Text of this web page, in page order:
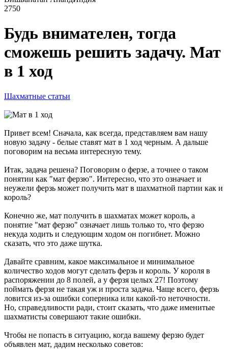
2750
Будь внимателен, тогда
сможешь решить задачу. Мат
в 1 ход
Шахматные статьи
Привет всем! Сначала, как всегда, представляем вам нашу
новую задачу - белые ставят мат в 1 ход черным. А дальше
поговорим на весьма интересную тему.
Итак, задача решена? Поговорим о ферзе, а точнее о таком
понятии как "мат ферзю". Интересно, что это означает и
неужели ферзь может получить мат в шахматной партии как и
король?
Конечно же, мат получить в шахматах может король, а
понятие "мат ферзю" означает лишь только то, что ферзю
некуда ходить и следующим ходом он погибнет. Можно
сказать, что это даже шутка.
Давайте сравним, какое максимальное и минимальное
количество ходов могут сделать ферзь и король. У короля в
распоряжении до 8 полей, а у ферзя целых 27! Поэтому
поймать ферзя не такая уж и проста задача. Чаще всего, ферзь
ловится из-за ошибки соперника или какой-то неточности.
Но, справедливости ради, стоит сказать, что даже именитые
шахматисты совершают такие ошибки.
Чтобы не попасть в ситуацию, когда вашему ферзю будет
объявлен мат, дадим несколько советов: